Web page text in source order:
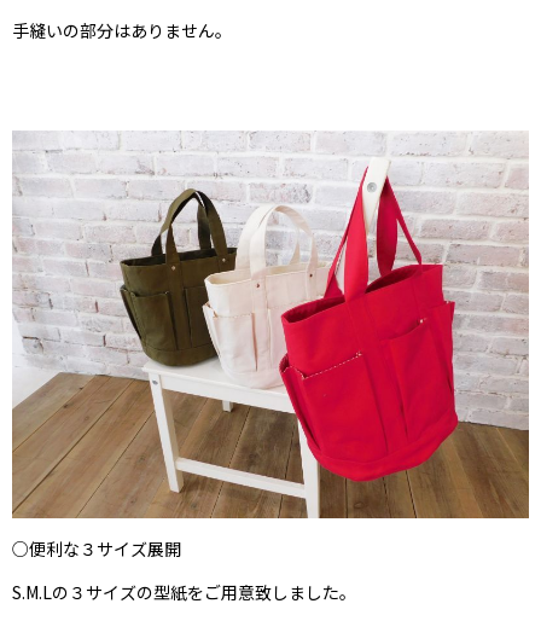
手縫いの部分はありません。
○便利な３サイズ展開
S.M.Lの３サイズの型紙をご用意致しました。